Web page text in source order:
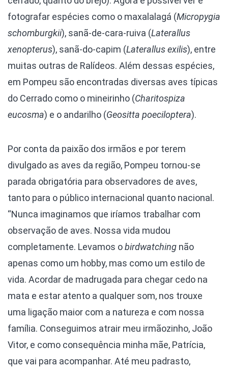
fotografar espécies como o maxalalagá (Micropygia
schomburgkii), sanã-de-cara-ruiva (Laterallus
xenopterus), sanã-do-capim (Laterallus exilis), entre
muitas outras de Ralídeos. Além dessas espécies,
em Pompeu são encontradas diversas aves típicas
do Cerrado como o mineirinho (Charitospiza
eucosma) e o andarilho (Geositta poeciloptera).
Por conta da paixão dos irmãos e por terem
divulgado as aves da região, Pompeu tornou-se
parada obrigatória para observadores de aves,
tanto para o público internacional quanto nacional.
“Nunca imaginamos que iríamos trabalhar com
observação de aves. Nossa vida mudou
completamente. Levamos obirdwatching não
apenas como um hobby, mas como um estilo de
vida. Acordar de madrugada para chegar cedo na
mata e estar atento a qualquer som, nos trouxe
uma ligação maior com a natureza e com nossa
família. Conseguimos atrair meu irmãozinho, João
Vitor, e como consequência minha mãe, Patrícia,
que vai para acompanhar. Até meu padrasto,